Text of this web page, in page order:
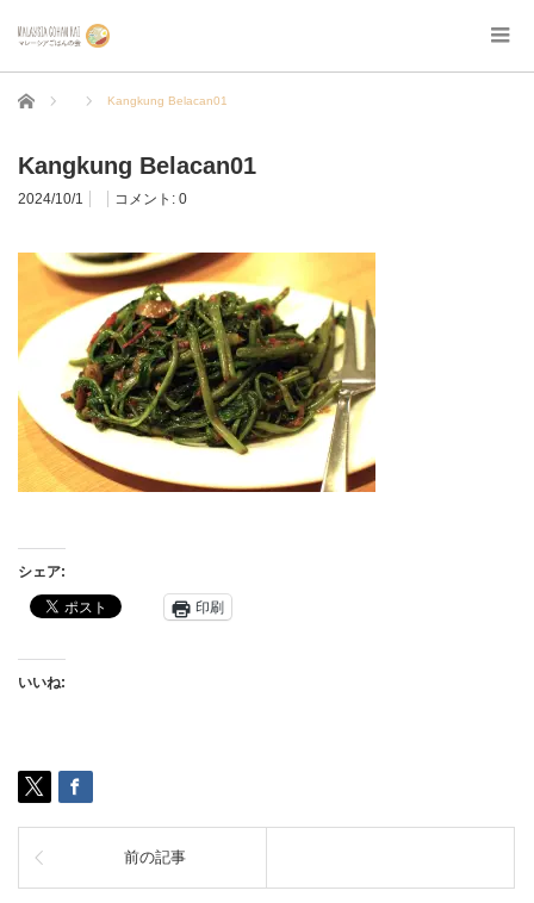
ホーム Kangkung Belacan01
Kangkung Belacan01
2024/10/1 コメント: 0
シェア:
印刷
いいね:
前の記事